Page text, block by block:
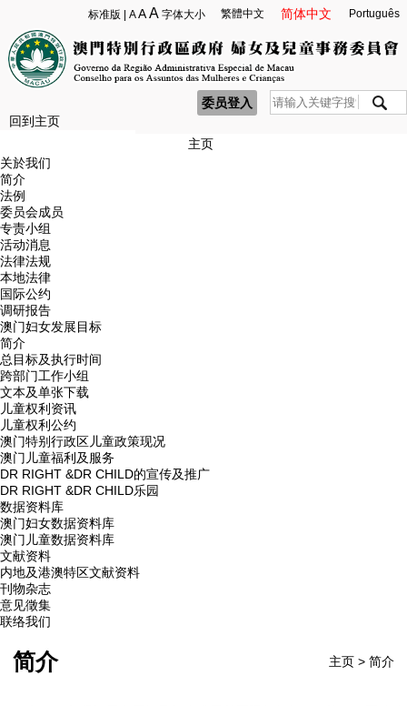
Português
简体中文
繁體中文
标准版 |A A A 字体大小
回到主页
委员登入
主页
关於我们
简介
法例
委员会成员
专责小组
活动消息
法律法规
本地法律
国际公约
调研报告
澳门妇女发展目标
简介
总目标及执行时间
跨部门工作小组
文本及单张下载
儿童权利资讯
儿童权利公约
澳门特别行政区儿童政策现况
澳门儿童福利及服务
DR RIGHT &DR CHILD的宣传及推广
DR RIGHT &DR CHILD乐园
数据资料库
澳门妇女数据资料库
澳门儿童数据资料库
文献资料
内地及港澳特区文献资料
刊物杂志
意见徵集
联络我们
简介 主页> 简介